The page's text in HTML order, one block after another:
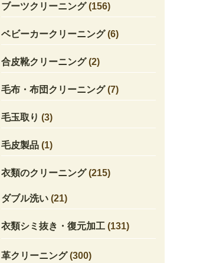
ブーツクリーニング(156)
ベビーカークリーニング(6)
合皮靴クリーニング(2)
毛布・布団クリーニング(7)
毛玉取り (3)
毛皮製品(1)
衣類のクリーニング(215)
ダブル洗い(21)
衣類シミ抜き・復元加工(131)
革クリーニング(300)